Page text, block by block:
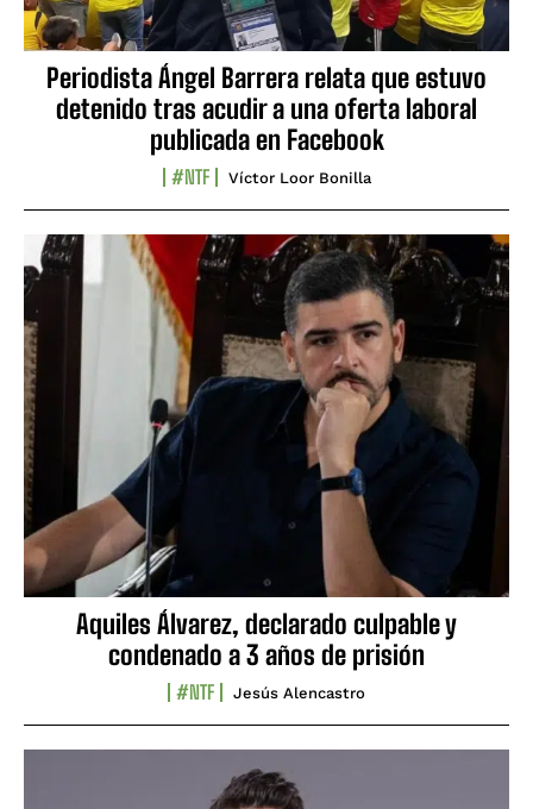
Periodista Ángel Barrera relata que estuvo
detenido tras acudir a una oferta laboral
publicada en Facebook
#NTF Víctor Loor Bonilla
Aquiles Álvarez, declarado culpable y
condenado a 3 años de prisión
#NTF Jesús Alencastro